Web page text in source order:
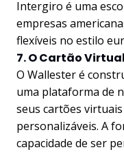
Intergiro é uma
empresas
flexíveis no estilo
7. O Cartão
O Wallester é
uma plataforma de
seus cartões
personalizáveis. A
capacidade de ser